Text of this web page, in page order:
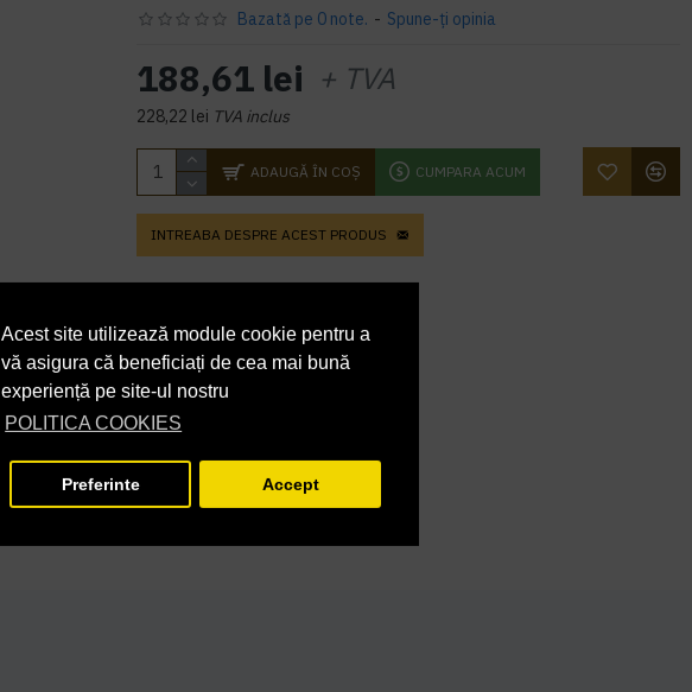
Acest site utilizează module cookie pentru a
vă asigura că beneficiați de cea mai bună
experiență pe site-ul nostru
POLITICA COOKIES
Preferinte Accept
Bazată pe 0 note. - Spune-ţi opinia
188,61 lei + TVA
228,22 lei TVA inclus
ADAUGĂ ÎN COŞ CUMPARA ACUM
INTREABA DESPRE ACEST PRODUS